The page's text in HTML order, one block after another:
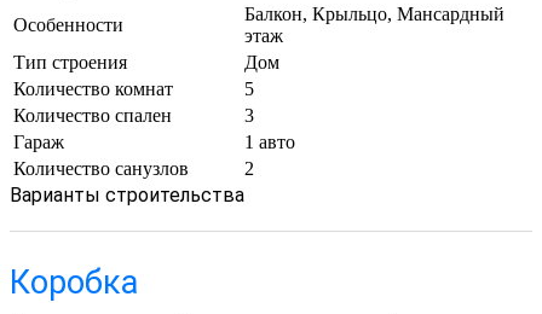
Особенности
Балкон, Крыльцо, Мансардный
этаж
Тип строения
Дом
Количество комнат
5
Количество спален
3
Гараж
1 авто
Количество санузлов
2
Варианты строительства
Коробка